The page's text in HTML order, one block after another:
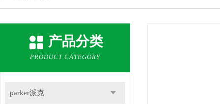
产品分类
PRODUCT CATEGORY
parker派克